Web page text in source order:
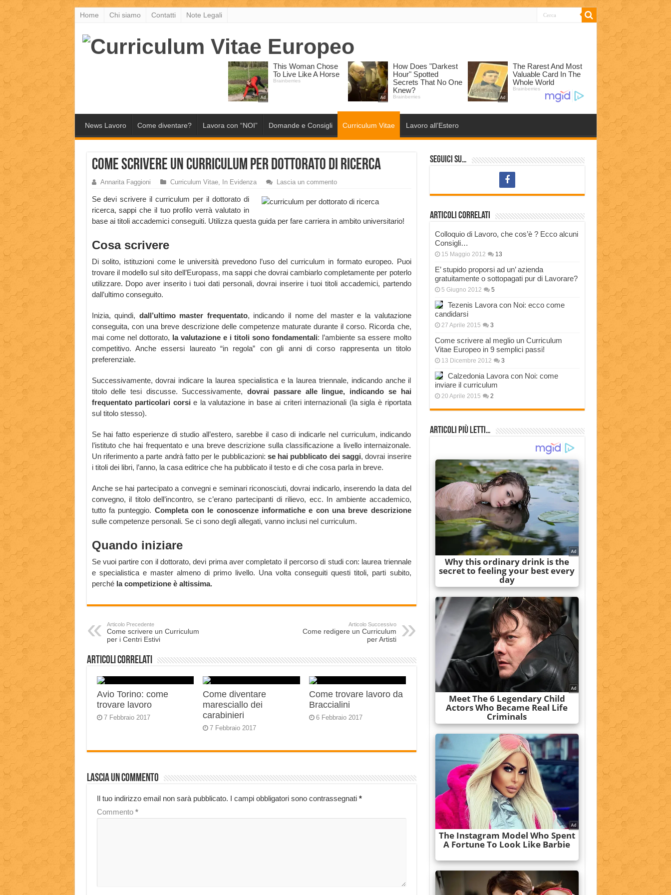
Home Chi siamo Contatti Note Legali
News Lavoro Come diventare? Lavora con “NOI” Domande e Consigli Curriculum Vitae Lavoro all’Estero
Come scrivere un Curriculum per Dottorato di Ricerca
Annarita Faggioni Curriculum Vitae, In Evidenza Lascia un commento
Se devi scrivere il curriculum per il dottorato di
ricerca, sappi che il tuo profilo verrà valutato in
base ai titoli accademici conseguiti. Utilizza questa guida per fare carriera in ambito universitario!
Cosa scrivere
Di solito, istituzioni come le università prevedono l’uso del curriculum in formato europeo. Puoi
trovare il modello sul sito dell’Europass, ma sappi che dovrai cambiarlo completamente per poterlo
utilizzare. Dopo aver inserito i tuoi dati personali, dovrai inserire i tuoi titoli accademici, partendo
dall’ultimo conseguito.
Inizia, quindi, dall’ultimo master frequentato, indicando il nome del master e la valutazione
conseguita, con una breve descrizione delle competenze maturate durante il corso. Ricorda che,
mai come nel dottorato, la valutazione e i titoli sono fondamentali: l’ambiente sa essere molto
competitivo. Anche essersi laureato “in regola” con gli anni di corso rappresenta un titolo
preferenziale.
Successivamente, dovrai indicare la laurea specialistica e la laurea triennale, indicando anche il
titolo delle tesi discusse. Successivamente,dovrai passare alle lingue, indicando se hai
frequentato particolari corsi e la valutazione in base ai criteri internazionali (la sigla è riportata
sul titolo stesso).
Se hai fatto esperienze di studio all’estero, sarebbe il caso di indicarle nel curriculum, indicando
l’istituto che hai frequentato e una breve descrizione sulla classificazione a livello internaizonale.
Un riferimento a parte andrà fatto per le pubblicazioni: se hai pubblicato dei saggi, dovrai inserire
i titoli dei libri, l’anno, la casa editrice che ha pubblicato il testo e di che cosa parla in breve.
Anche se hai partecipato a convegni e seminari riconosciuti, dovrai indicarlo, inserendo la data del
convegno, il titolo dell’incontro, se c’erano partecipanti di rilievo, ecc. In ambiente accademico,
tutto fa punteggio. Completa con le conoscenze informatiche e con una breve descrizione
sulle competenze personali. Se ci sono degli allegati, vanno inclusi nel curriculum.
Quando iniziare
Se vuoi partire con il dottorato, devi prima aver completato il percorso di studi con: laurea triennale
e specialistica e master almeno di primo livello. Una volta conseguiti questi titoli, parti subito,
perchéla competizione è altissima.
Articolo Precedente
Come scrivere un Curriculum
per i Centri Estivi
Articolo Successivo
Come redigere un Curriculum
per Artisti
Articoli correlati
Avio Torino: come
trovare lavoro
7 Febbraio 2017
Come diventare
maresciallo dei
carabinieri
7 Febbraio 2017
Come trovare lavoro da
Braccialini
6 Febbraio 2017
Lascia un commento
Il tuo indirizzo email non sarà pubblicato. I campi obbligatori sono contrassegnati *
Commento *
Seguici su…
Articoli correlati
Colloquio di Lavoro, che cos’è ? Ecco alcuni
Consigli…
15 Maggio 2012 13
E’ stupido proporsi ad un’ azienda
gratuitamente o sottopagati pur di Lavorare?
5 Giugno 2012 5
Tezenis Lavora con Noi: ecco come
candidarsi
27 Aprile 2015 3
Come scrivere al meglio un Curriculum
Vitae Europeo in 9 semplici passi!
13 Dicembre 2012 3
Calzedonia Lavora con Noi: come
inviare il curriculum
20 Aprile 2015 2
Articoli più Letti…